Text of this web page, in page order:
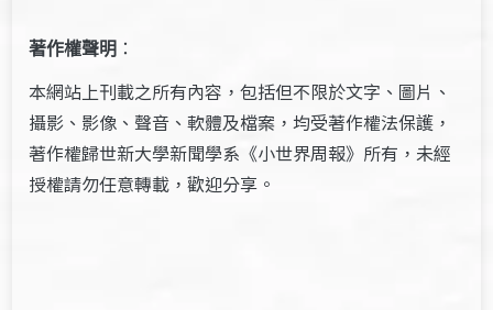
著作權聲明 ：
本網站上刊載之所有內容，包括但不限於文字、圖片、
攝影、影像、聲音、軟體及檔案，均受著作權法保護，
著作權歸世新大學新聞學系《小世界周報》所有，未經
授權請勿任意轉載，歡迎分享。